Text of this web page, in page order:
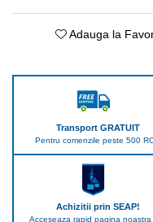
Adauga la
Transport GRATUIT
Pentru comenzile peste 500
Achizitii prin SEAP!
Acceseaza rapid pagina noastra